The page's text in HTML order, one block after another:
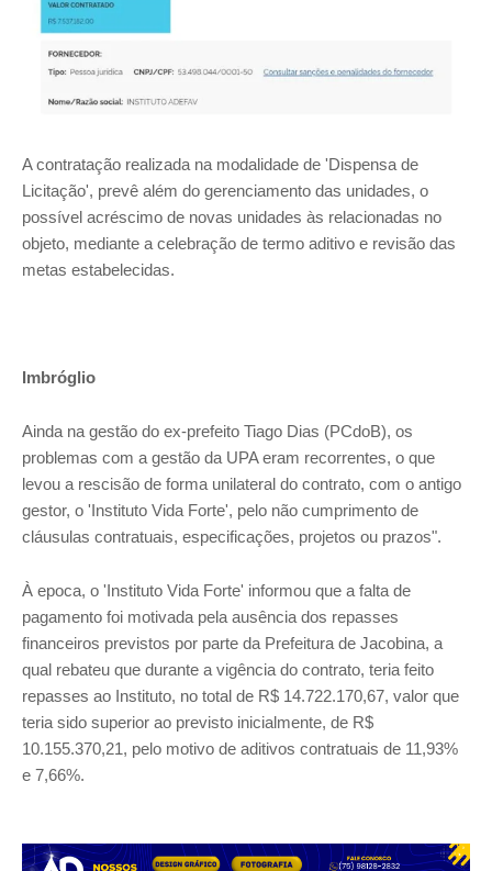
A contratação realizada na modalidade de 'Dispensa de
Licitação', prevê além do gerenciamento das unidades, o
possível acréscimo de novas unidades às relacionadas no
objeto, mediante a celebração de termo aditivo e revisão das
metas estabelecidas.
Imbróglio
Ainda na gestão do ex-prefeito Tiago Dias (PCdoB), os
problemas com a gestão da UPA eram recorrentes, o que
levou a rescisão de forma unilateral do contrato, com o antigo
gestor, o 'Instituto Vida Forte', pelo não cumprimento de
cláusulas contratuais, especificações, projetos ou prazos".
À epoca, o 'Instituto Vida Forte' informou que a falta de
pagamento foi motivada pela ausência dos repasses
financeiros previstos por parte da Prefeitura de Jacobina, a
qual rebateu que durante a vigência do contrato, teria feito
repasses ao Instituto, no total de R$ 14.722.170,67, valor que
teria sido superior ao previsto inicialmente, de R$
10.155.370,21, pelo motivo de aditivos contratuais de 11,93%
e 7,66%.